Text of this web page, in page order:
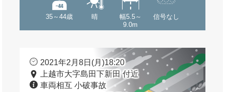
35～44歳 晴
幅5.5～
9.0m
信号なし
2021年2月8日(月)18:20
上越市大字島田下新田 付近
車両相互 小破事故